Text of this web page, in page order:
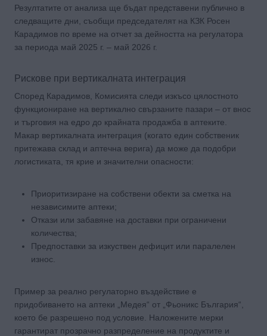
Резултатите от анализа ще бъдат представени публично в
следващите дни, съобщи председателят на КЗК Росен
Карадимов по време на отчет за дейността на регулатора
за периода май 2025 г. – май 2026 г.
Рискове при вертикалната интеграция
Според Карадимов, Комисията следи изкъсо цялостното
функциониране на вертикално свързаните пазари – от внос
и търговия на едро до крайната продажба в аптеките.
Макар вертикалната интеграция (когато един собственик
притежава склад и аптечна верига) да може да подобри
логистиката, тя крие и значителни опасности:
Приоритизиране на собствени обекти за сметка на
независимите аптеки;
Откази или забавяне на доставки при ограничени
количества;
Предпоставки за изкуствен дефицит или паралелен
износ.
Пример за реално регулаторно въздействие е
придобиването на аптеки „Медея“ от „Фьоникс България“,
което бе разрешено под условие. Наложените мерки
гарантират прозрачно разпределение на продуктите и